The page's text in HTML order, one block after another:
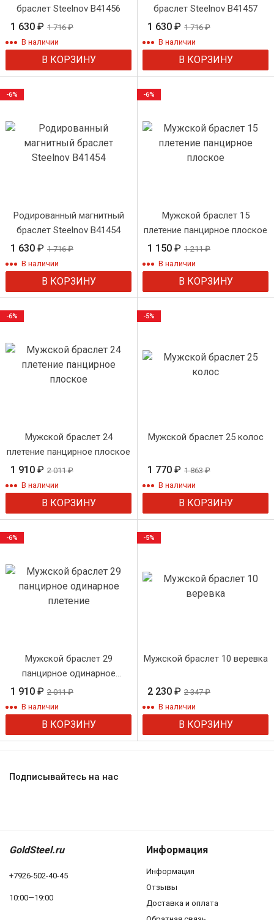
браслет Steelnov B41456
1 630 ₽ 1 716₽
В наличии
В КОРЗИНУ
браслет Steelnov B41457
1 630 ₽ 1 716₽
В наличии
В КОРЗИНУ
Родированный магнитный
браслет Steelnov B41454
1 630 ₽ 1 716₽
В наличии
В КОРЗИНУ
-6%
Мужской браслет 15
плетение панцирное плоское
1 150 ₽ 1 211₽
В наличии
В КОРЗИНУ
-6%
Мужской браслет 24
плетение панцирное плоское
1 910 ₽ 2 011₽
В наличии
В КОРЗИНУ
-6%
Мужской браслет 25 колос
1 770 ₽ 1 863₽
В наличии
В КОРЗИНУ
-5%
Мужской браслет 29
панцирное одинарное
плетение
1 910 ₽ 2 011₽
В наличии
В КОРЗИНУ
-6%
Мужской браслет 10 веревка
2 230 ₽ 2 347₽
В наличии
В КОРЗИНУ
-5%
Подписывайтесь на нас
GoldSteel.ru
+7926-502-40-45
10:00—19:00
Информация
Информация
Отзывы
Доставка и оплата